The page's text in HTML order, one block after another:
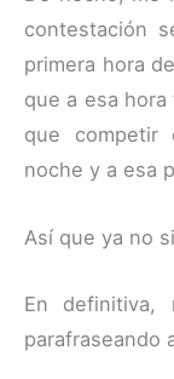
contestación
primera hora
que a esa
que competir
noche y a esa
Así que ya no
En definitiva,
parafraseando